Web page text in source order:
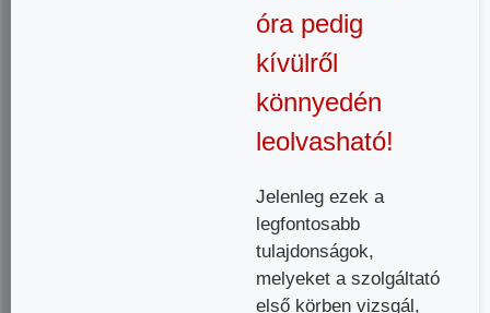
óra pedig
kívülről
könnyedén
leolvasható!
Jelenleg ezek a
legfontosabb
tulajdonságok,
melyeket a szolgáltató
első körben vizsgál,